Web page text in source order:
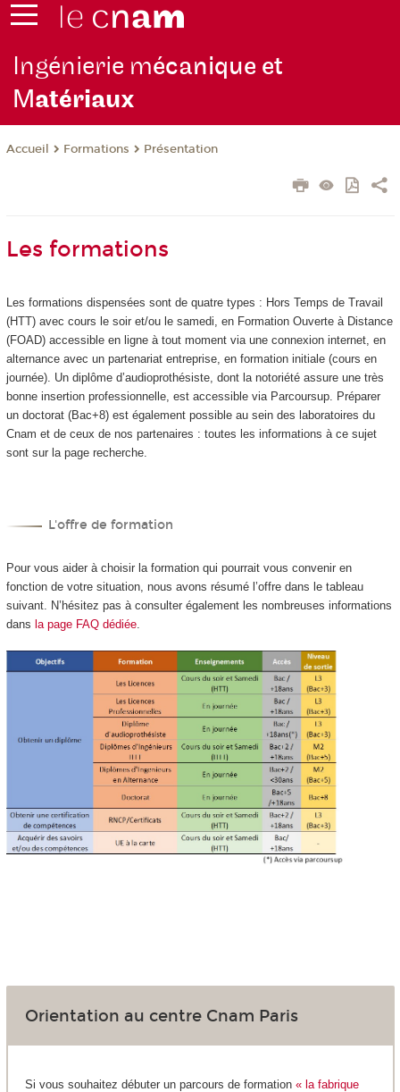
Ingénierie mécanique et
Matériaux
Accueil Formations Présentation
Les formations
Les formations dispensées sont de quatre types : Hors Temps de Travail
(HTT) avec cours le soir et/ou le samedi, en Formation Ouverte à Distance
(FOAD) accessible en ligne à tout moment via une connexion internet, en
alternanceavec un partenariat entreprise, en formation initiale (cours en
journée). Un diplôme d’audioprothésiste, dont la notoriété assure une très
bonne insertion professionnelle, est accessible via Parcoursup. Préparer
un doctorat (Bac+8) est également possible au sein des laboratoires du
Cnam et de ceux de nos partenaires : toutes les informations à ce sujet
sont sur la page recherche.
L'offre de formation
Pour vous aider à choisir la formation qui pourrait vous convenir en
fonction de votre situation, nous avons résumé l’offre dans le tableau
suivant. N’hésitez pas à consulter également les nombreuses informations
dans la page FAQ dédiée.
Orientation au centre Cnam Paris
Si vous souhaitez débuter un parcours de formation « la fabrique